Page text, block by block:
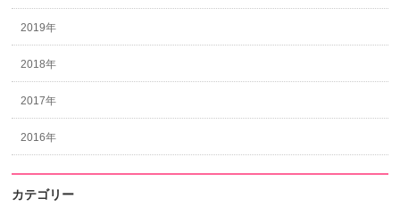
2019年
2018年
2017年
2016年
カテゴリー